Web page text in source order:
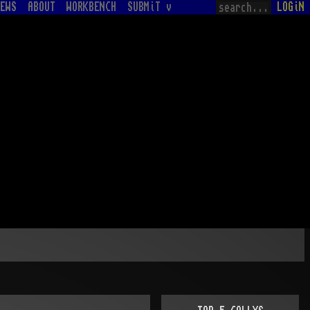
ABOUT WORKBENCH SUBMiT v LOGiN